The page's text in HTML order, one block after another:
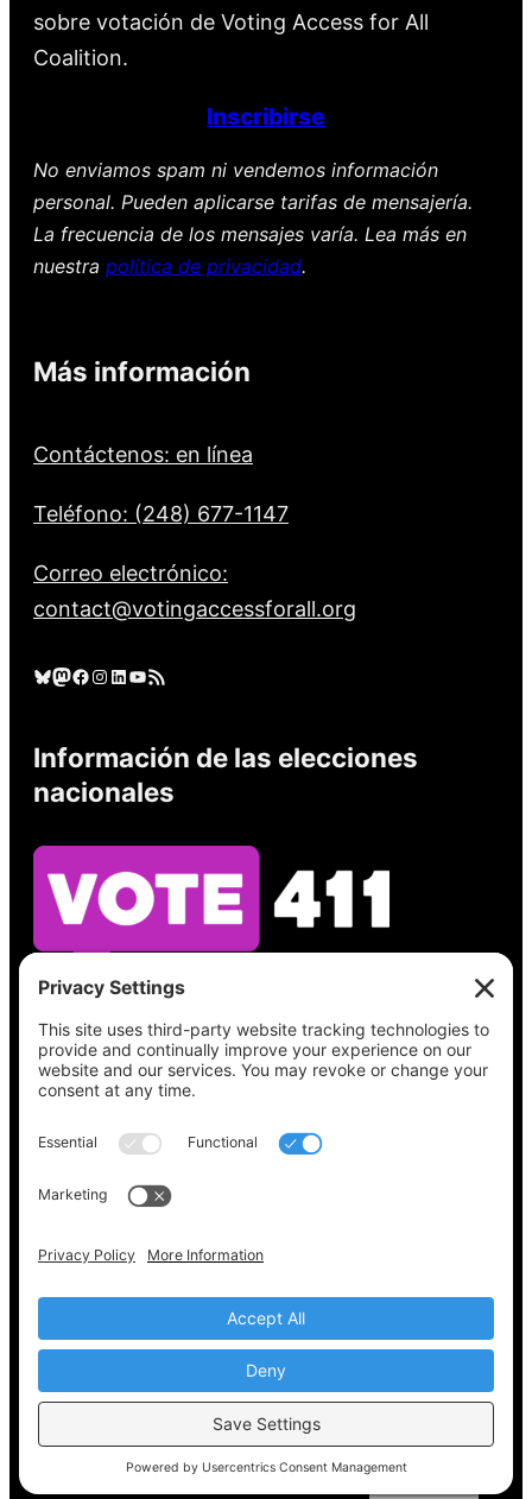
sobre votación de Voting Access for All
Coalition.
Inscribirse
No enviamos spam ni vendemos información
personal. Pueden aplicarse tarifas de mensajería.
La frecuencia de los mensajes varía. Lea más en
nuestra política de privacidad.
Más información
Contáctenos: en línea
Teléfono: (248) 677-1147
Correo electrónico:
contact@votingaccessforall.org
Cielo azul Mastodonte Facebook Instagram LinkedIn YouTube Feed RSS
Información de las elecciones
nacionales
Vea lo que hay en su boleta, encuentre su
lugar de votación, verifique el estado de su
registro y obtenga toda la información
electoral que necesita enVote411.org.
Por favor no utilice:
Derechos de autor © 2022-2024 Coalición de
acceso al voto para todos